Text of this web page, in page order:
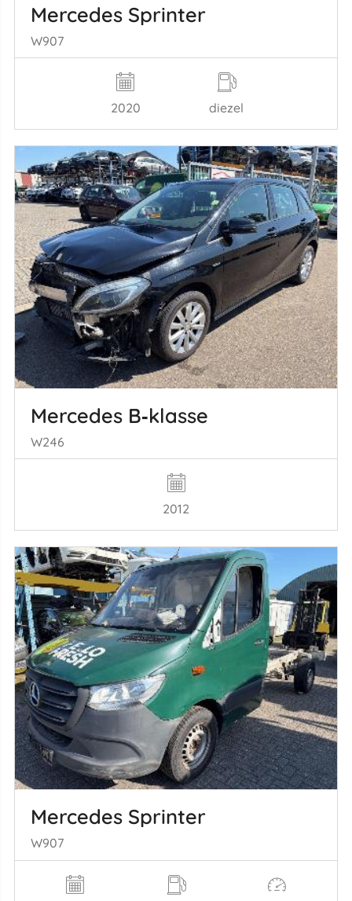
Mercedes Sprinter
W907
2020 diezel
Mercedes B‑klasse
W246
2012
Mercedes Sprinter
W907